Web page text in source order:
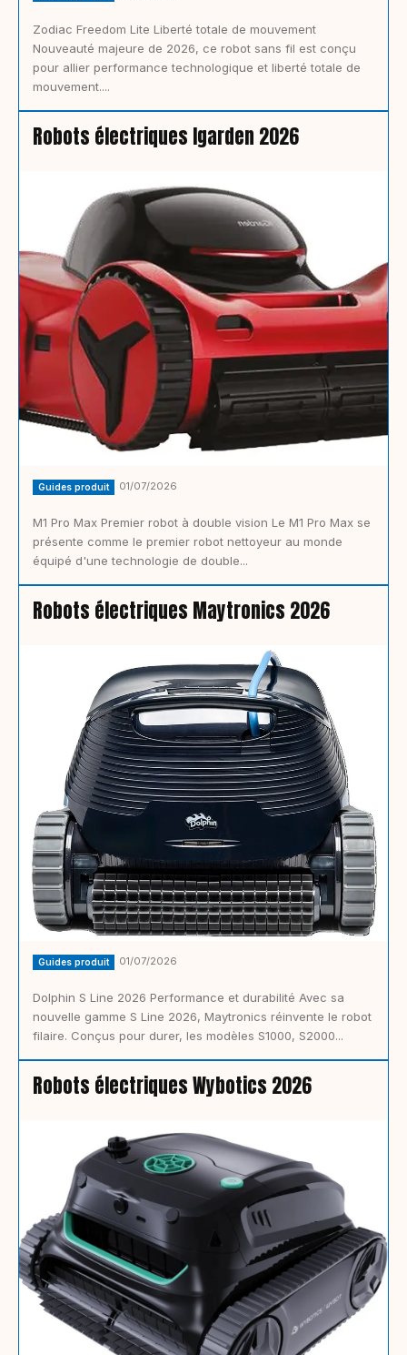
Zodiac Freedom Lite Liberté totale de mouvement
Nouveauté majeure de 2026, ce robot sans fil est conçu
pour allier performance technologique et liberté totale de
mouvement....
Robots électriques Igarden 2026
Guides produit 01/07/2026
M1 Pro Max Premier robot à double vision Le M1 Pro Max se
présente comme le premier robot nettoyeur au monde
équipé d'une technologie de double...
Robots électriques Maytronics 2026
Guides produit 01/07/2026
Dolphin S Line 2026 Performance et durabilité Avec sa
nouvelle gamme S Line 2026, Maytronics réinvente le robot
filaire. Conçus pour durer, les modèles S1000, S2000...
Robots électriques Wybotics 2026